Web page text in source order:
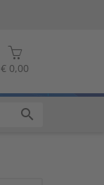
€ 0,00
search